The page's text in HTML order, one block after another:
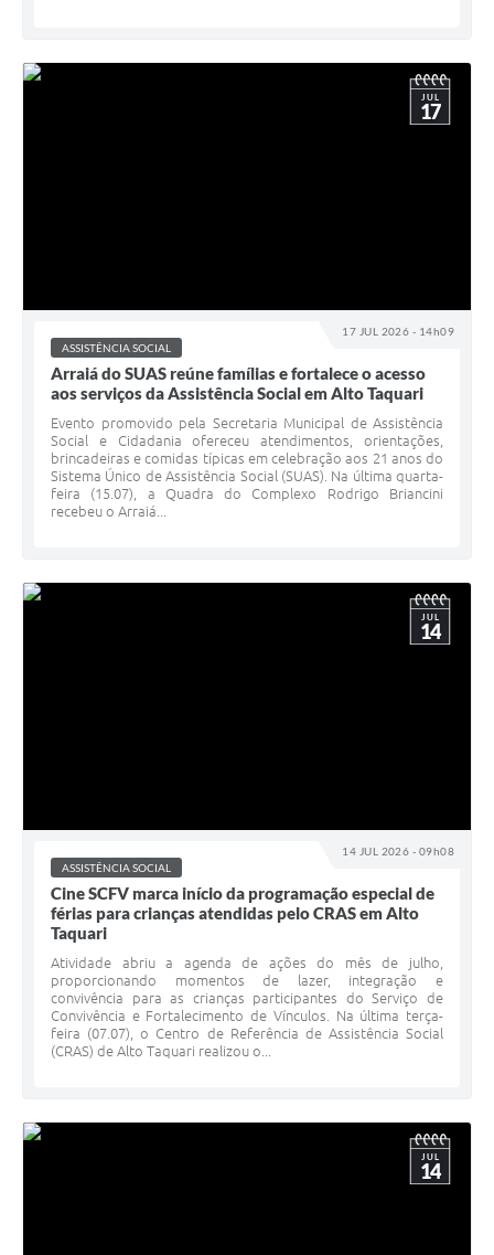
17 JUL 2026 - 14h09
JUL
17
ASSISTÊNCIA SOCIAL
Arraiá do SUAS reúne famílias e fortalece o acesso
aos serviços da Assistência Social em Alto Taquari
Evento promovido pela Secretaria Municipal de Assistência
Social e Cidadania ofereceu atendimentos, orientações,
brincadeiras e comidas típicas em celebração aos 21 anos do
Sistema Único de Assistência Social (SUAS). Na última quarta-
feira (15.07), a Quadra do Complexo Rodrigo Briancini
recebeu o Arraiá...
14 JUL 2026 - 09h08
JUL
14
ASSISTÊNCIA SOCIAL
Cine SCFV marca início da programação especial de
férias para crianças atendidas pelo CRAS em Alto
Taquari
Atividade abriu a agenda de ações do mês de julho,
proporcionando momentos de lazer, integração e
convivência para as crianças participantes do Serviço de
Convivência e Fortalecimento de Vínculos. Na última terça-
feira (07.07), o Centro de Referência de Assistência Social
(CRAS) de Alto Taquari realizou o...
JUL
14